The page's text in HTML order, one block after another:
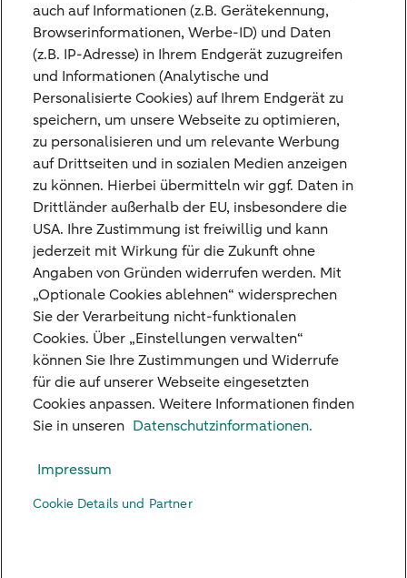
Kontaktieren Sie uns
Sie haben Fragen oder Anregungen und
möchten mit uns Kontakt
aufnehmen? Nutzen Sie hierfür gerne unser
Kontaktformular.
Zum Kontaktformular
Unsere Niederlassungen
Standpunkte
Kontakt
auch auf Informationen (z.B. Gerätekennung,
Browserinformationen, Werbe-ID) und Daten
(z.B. IP-Adresse) in Ihrem Endgerät zuzugreifen
und Informationen (Analytische und
Personalisierte Cookies) auf Ihrem Endgerät zu
speichern, um unsere Webseite zu optimieren,
zu personalisieren und um relevante Werbung
auf Drittseiten und in sozialen Medien anzeigen
zu können. Hierbei übermitteln wir ggf. Daten in
Drittländer außerhalb der EU, insbesondere die
USA. Ihre Zustimmung ist freiwillig und kann
jederzeit mit Wirkung für die Zukunft ohne
Angaben von Gründen widerrufen werden. Mit
„Optionale Cookies ablehnen“ widersprechen
Sie der Verarbeitung nicht-funktionalen
Cookies. Über „Einstellungen verwalten“
können Sie Ihre Zustimmungen und Widerrufe
für die auf unserer Webseite eingesetzten
Cookies anpassen. Weitere Informationen finden
Sie in unseren Datenschutzinformationen.
Impressum
Cookie Details und Partner